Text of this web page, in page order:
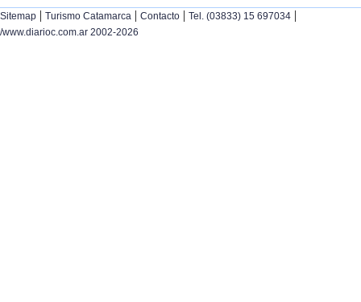
Sitemap | Turismo Catamarca | Contacto | Tel. (03833) 15 697034 |
/www.diarioc.com.ar 2002-2026